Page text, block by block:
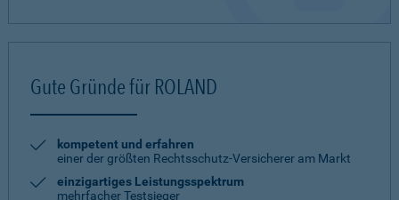
Gute Gründe für ROLAND
kompetent und erfahren
einer der größten Rechtsschutz-Versicherer am Markt
einzigartiges Leistungsspektrum
mehrfacher Testsieger